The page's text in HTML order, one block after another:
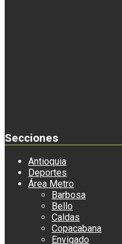
Secciones
Antioquia
Deportes
Área Metro
Barbosa
Bello
Caldas
Copacabana
Envigado